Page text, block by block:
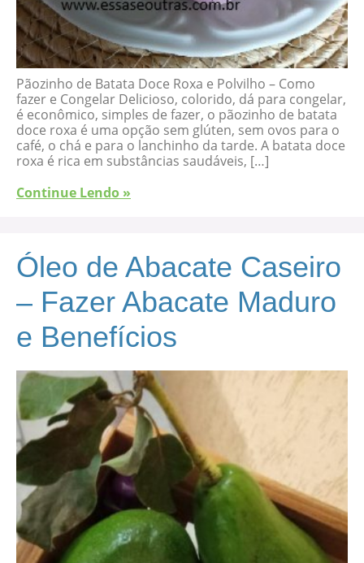
Pãozinho de Batata Doce Roxa e Polvilho – Como
fazer e Congelar Delicioso, colorido, dá para congelar,
é econômico, simples de fazer, o pãozinho de batata
doce roxa é uma opção sem glúten, sem ovos para o
café, o chá e para o lanchinho da tarde. A batata doce
roxa é rica em substâncias saudáveis, […]
Continue Lendo »
Óleo de Abacate Caseiro
– Fazer Abacate Maduro
e Benefícios